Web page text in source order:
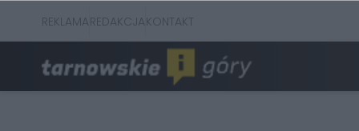
REKLAMAREDAKCJAKONTAKT